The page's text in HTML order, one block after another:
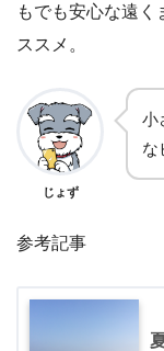
もでも安心な遠く
ススメ。
じょず
小
な
参考記事